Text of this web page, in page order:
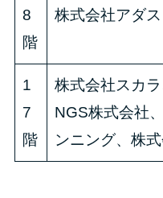
8
階
株式会社アダ
1
7
階
株式会社スカ
NGS株式会社
ンニング、株